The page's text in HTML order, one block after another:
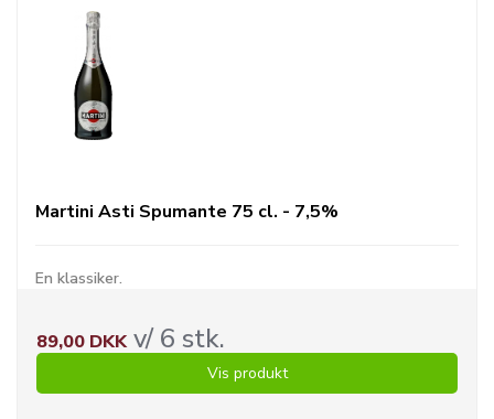
Martini Asti Spumante 75 cl. - 7,5%
En klassiker.
89,00 DKKv/ 6 stk.
Vis produkt